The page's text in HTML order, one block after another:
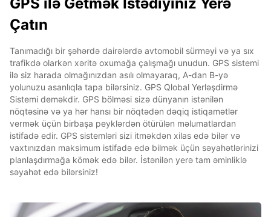
Çatın
Tanımadığı bir şəhərdə dairələrdə avtomobil sürməyi və ya sıx
trafikdə olarkən xəritə oxumağa çalışmağı unudun. GPS sistemi
ilə siz harada olmağınızdan asılı olmayaraq, A-dan B-yə
yolunuzu asanlıqla tapa bilərsiniz. GPS Qlobal Yerləşdirmə
Sistemi deməkdir. GPS bölməsi sizə dünyanın istənilən
nöqtəsinə və ya hər hansı bir nöqtədən dəqiq istiqamətlər
vermək üçün birbaşa peyklərdən ötürülən məlumatlardan
istifadə edir. GPS sistemləri sizi itməkdən xilas edə bilər və
vaxtınızdan maksimum istifadə edə bilmək üçün səyahətlərinizi
planlaşdırmağa kömək edə bilər. İstənilən yerə tam əminliklə
səyahət edə bilərsiniz!